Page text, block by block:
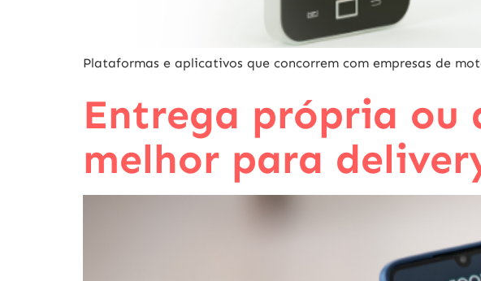
Plataformas e aplicativos que concorrem com empresas de
Entrega própria ou
melhor para